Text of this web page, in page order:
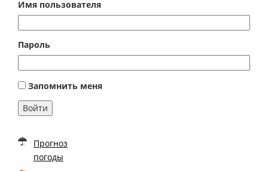
Имя пользователя
Пароль
Запомнить меня
Войти
Прогноз
погоды